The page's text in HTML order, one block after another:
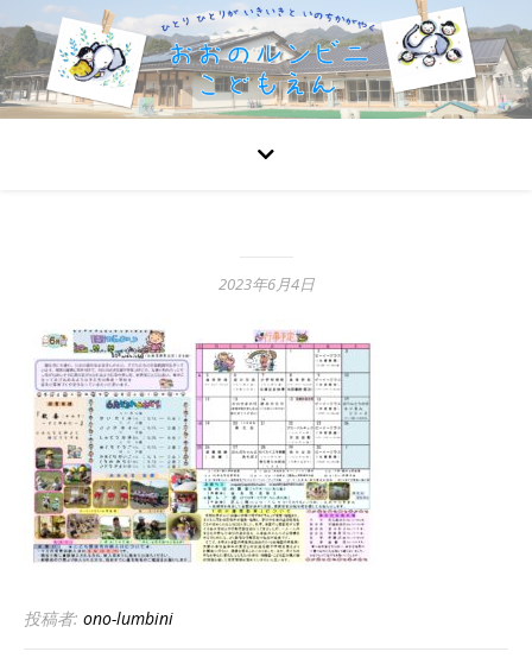
2023年6月4日
投稿者: ono-lumbini